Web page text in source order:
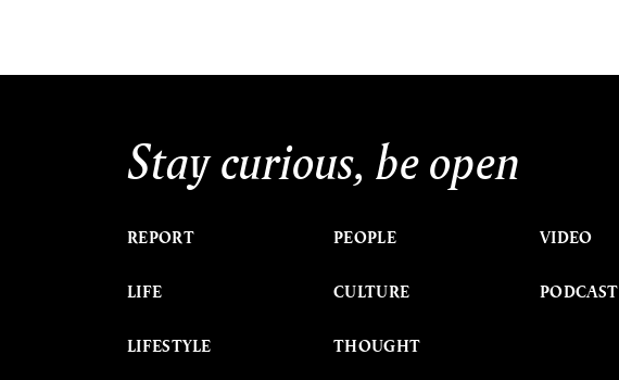
Stay curious, be open
REPORT
LIFE
LIFESTYLE
PEOPLE
CULTURE
THOUGHT
VIDEO
PODCAST